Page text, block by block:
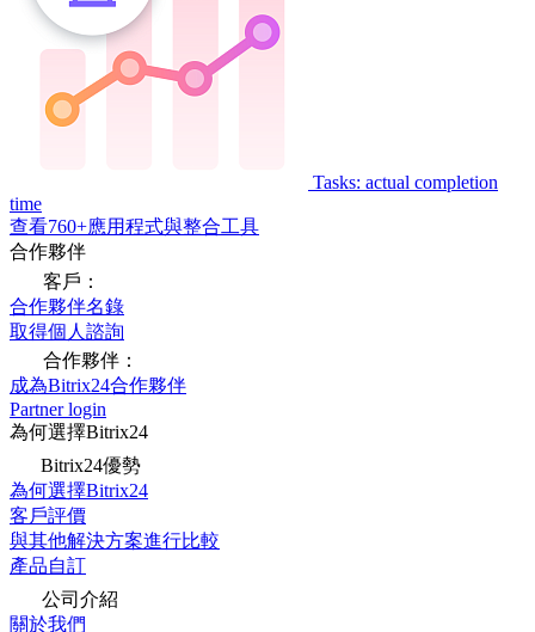
Tasks: actual completion
time
查看760+應用程式與整合工具
合作夥伴
客戶：
合作夥伴名錄
取得個人諮詢
合作夥伴：
成為Bitrix24合作夥伴
Partner login
為何選擇Bitrix24
Bitrix24優勢
為何選擇Bitrix24
客戶評價
與其他解決方案進行比較
產品自訂
公司介紹
關於我們